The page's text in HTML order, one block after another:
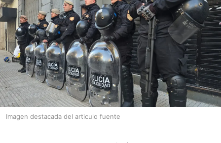
Imagen destacada del articulo fuente